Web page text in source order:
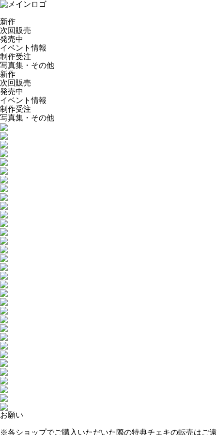
新作
次回販売
発売中
イベント情報
制作受注
写真集・その他
新作
次回販売
発売中
イベント情報
制作受注
写真集・その他
お願い
※各ショップでご購入いただいた際の特典チェキの転売はご遠